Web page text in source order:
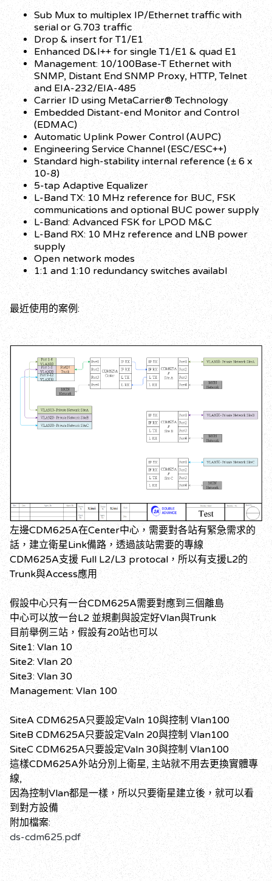
Sub Mux to multiplex IP/Ethernet traffic with
serial or G.703 traffic
Drop & insert for T1/E1
Enhanced D&I++ for single T1/E1 & quad E1
Management: 10/100Base-T Ethernet with
SNMP, Distant End SNMP Proxy, HTTP, Telnet
and EIA-232/EIA-485
Carrier ID using MetaCarrier® Technology
Embedded Distant-end Monitor and Control
(EDMAC)
Automatic Uplink Power Control (AUPC)
Engineering Service Channel (ESC/ESC++)
Standard high-stability internal reference (± 6 x
10-8)
5-tap Adaptive Equalizer
L-Band TX: 10 MHz reference for BUC, FSK
communications and optional BUC power supply
L-Band: Advanced FSK for LPOD M&C
L-Band RX: 10 MHz reference and LNB power
supply
Open network modes
1:1 and 1:10 redundancy switches availabl
最近使用的案例:
左邊CDM625A在Center中心，需要對各站有緊急需求的
話，建立衛星Link備路，透過該站需要的專線
CDM625A支援 Full L2/L3 protocal，所以有支援L2的
Trunk與Access應用
假設中心只有一台CDM625A需要對應到三個離島
中心可以放一台L2 並規劃與設定好Vlan與Trunk
目前舉例三站，假設有20站也可以
Site1: Vlan 10
Site2: Vlan 20
Site3: Vlan 30
Management: Vlan 100
SiteA CDM625A只要設定Valn 10與控制 Vlan100
SiteB CDM625A只要設定Valn 20與控制 Vlan100
SiteC CDM625A只要設定Valn 30與控制 Vlan100
這樣CDM625A外站分別上衛星, 主站就不用去更換實體專
線,
因為控制Vlan都是一樣，所以只要衛星建立後，就可以看
到對方設備
附加檔案:
ds-cdm625.pdf